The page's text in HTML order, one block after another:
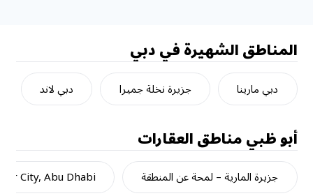
المناطق الشهيرة في دبي
دبي مارينا جزيرة نخلة جميرا دبي لاند
أبو ظبيمناطق العقارات
جزيرة المارية – لمحة عن المنطقة City, Abu Dhabi